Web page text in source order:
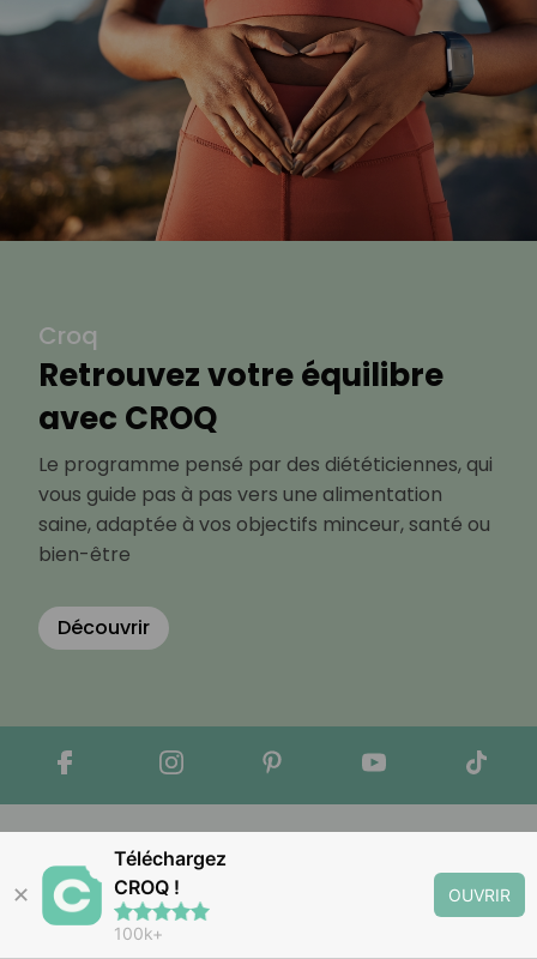
Croq
Retrouvez votre équilibre
avec CROQ
Le programme pensé par des diététiciennes, qui
vous guide pas à pas vers une alimentation
saine, adaptée à vos objectifs minceur, santé ou
bien-être
Découvrir
Apple Store
✕
Téléchargez
CROQ !
100k+
OUVRIR